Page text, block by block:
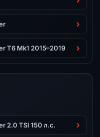
T6 Mk1 2015–2019
2.0 TSI 150 л.с.